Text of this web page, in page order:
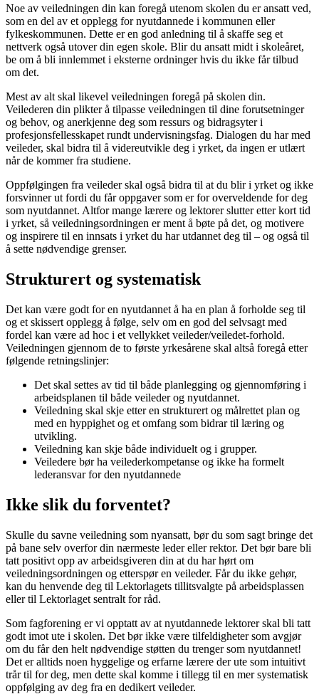
Noe av veiledningen din kan foregå utenom skolen du er ansatt ved,
som en del av et opplegg for nyutdannede i kommunen eller
fylkeskommunen. Dette er en god anledning til å skaffe seg et
nettverk også utover din egen skole. Blir du ansatt midt i skoleåret,
be om å bli innlemmet i eksterne ordninger hvis du ikke får tilbud
om det.
Mest av alt skal likevel veiledningen foregå på skolen din.
Veilederen din plikter å tilpasse veiledningen til dine forutsetninger
og behov, og anerkjenne deg som ressurs og bidragsyter i
profesjonsfellesskapet rundt undervisningsfag. Dialogen du har med
veileder, skal bidra til å videreutvikle deg i yrket, da ingen er utlært
når de kommer fra studiene.
Oppfølgingen fra veileder skal også bidra til at du blir i yrket og ikke
forsvinner ut fordi du får oppgaver som er for overveldende for deg
som nyutdannet. Altfor mange lærere og lektorer slutter etter kort tid
i yrket, så veiledningsordningen er ment å bøte på det, og motivere
og inspirere til en innsats i yrket du har utdannet deg til – og også til
å sette nødvendige grenser.
Strukturert og systematisk
Det kan være godt for en nyutdannet å ha en plan å forholde seg til
og et skissert opplegg å følge, selv om en god del selvsagt med
fordel kan være ad hoc i et vellykket veileder/veiledet-forhold.
Veiledningen gjennom de to første yrkesårene skal altså foregå etter
følgende retningslinjer:
Det skal settes av tid til både planlegging og gjennomføring i
arbeidsplanen til både veileder og nyutdannet.
Veiledning skal skje etter en strukturert og målrettet plan og
med en hyppighet og et omfang som bidrar til læring og
utvikling.
Veiledning kan skje både individuelt og i grupper.
Veiledere bør ha veilederkompetanse og ikke ha formelt
lederansvar for den nyutdannede
Ikke slik du forventet?
Skulle du savne veiledning som nyansatt, bør du som sagt bringe det
på bane selv overfor din nærmeste leder eller rektor. Det bør bare bli
tatt positivt opp av arbeidsgiveren din at du har hørt om
veiledningsordningen og etterspør en veileder. Får du ikke gehør,
kan du henvende deg til Lektorlagets tillitsvalgte på arbeidsplassen
eller til Lektorlaget sentralt for råd.
Som fagforening er vi opptatt av at nyutdannede lektorer skal bli tatt
godt imot ute i skolen. Det bør ikke være tilfeldigheter som avgjør
om du får den helt nødvendige støtten du trenger som nyutdannet!
Det er alltids noen hyggelige og erfarne lærere der ute som intuitivt
trår til for deg, men dette skal komme i tillegg til en mer systematisk
oppfølging av deg fra en dedikert veileder.